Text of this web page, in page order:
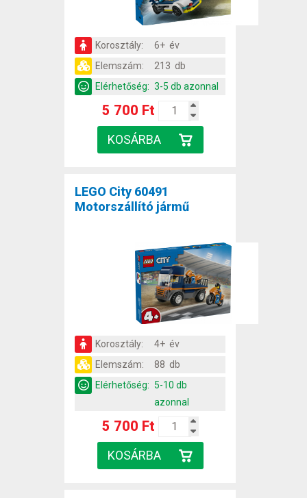
Korosztály:
6+ év
Elemszám:
213 db
Elérhetőség: 3-5 db azonnal
5 700 Ft
LEGO City 60491
Motorszállító jármű
Korosztály:
4+ év
Elemszám:
88 db
Elérhetőség: 5-10 db
azonnal
5 700 Ft